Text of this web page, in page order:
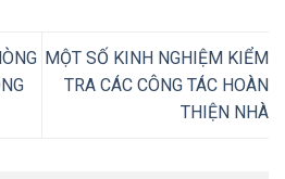
MỘT SỐ KINH NGHIỆM KIỂM
TRA CÁC CÔNG TÁC HOÀN
THIỆN NHÀ